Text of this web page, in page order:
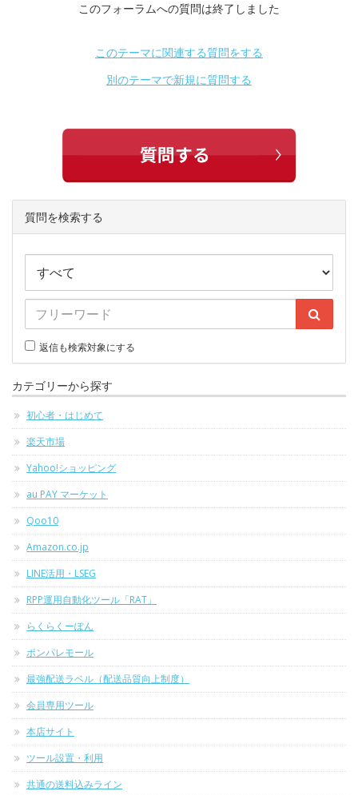
このフォーラムへの質問は終了しました
このテーマに関連する質問をする
別のテーマで新規に質問する
質問を検索する
返信も検索対象にする
カテゴリーから探す
初心者・はじめて
楽天市場
Yahoo!ショッピング
au PAY マーケット
Qoo10
Amazon.co.jp
LINE活用・LSEG
RPP運用自動化ツール「RAT」
らくらくーぽん
ポンパレモール
最強配送ラベル（配送品質向上制度）
会員専用ツール
本店サイト
ツール設置・利用
共通の送料込みライン